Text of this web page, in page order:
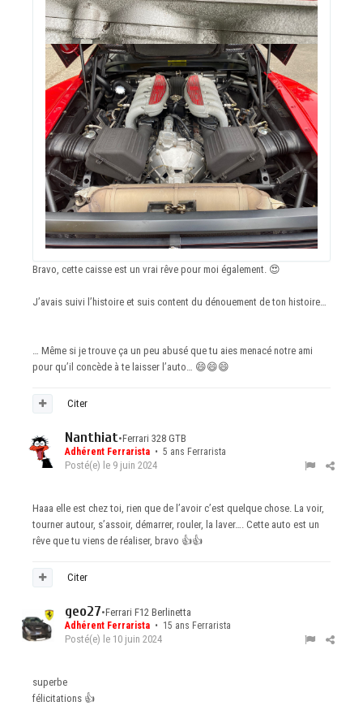
Bravo, cette caisse est un vrai rêve pour moi également. 😍
J’avais suivi l’histoire et suis content du dénouement de ton histoire…
… Même si je trouve ça un peu abusé que tu aies menacé notre ami
pour qu’il concède à te laisser l’auto… 😄😄😄
Citer
Nanthiat•Ferrari 328 GTB
Adhérent Ferrarista • 5 ans Ferrarista
Posté(e) le 9 juin 2024
Haaa elle est chez toi, rien que de l’avoir c’est quelque chose. La voir,
tourner autour, s’assoir, démarrer, rouler, la laver…. Cette auto est un
rêve que tu viens de réaliser, bravo 👍👍
Citer
geo27•Ferrari F12 Berlinetta
Adhérent Ferrarista • 15 ans Ferrarista
Posté(e) le 10 juin 2024
superbe
félicitations 👍